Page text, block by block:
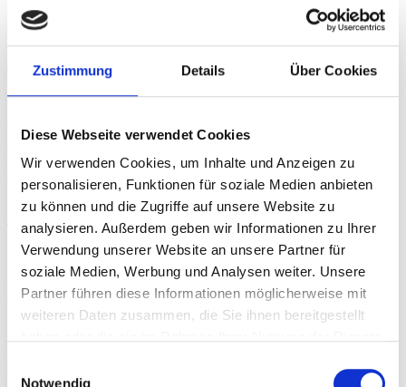
Zustimmung Details Über Cookies
Diese Webseite verwendet Cookies
Wir verwenden Cookies, um Inhalte und Anzeigen zu
personalisieren, Funktionen für soziale Medien anbieten
zu können und die Zugriffe auf unsere Website zu
analysieren. Außerdem geben wir Informationen zu Ihrer
Verwendung unserer Website an unsere Partner für
soziale Medien, Werbung und Analysen weiter. Unsere
Partner führen diese Informationen möglicherweise mit
weiteren Daten zusammen, die Sie ihnen bereitgestellt
Cookies, wenn Sie unsere Webseite weiterhin nutzen.
Notwendig
mehr erfahren
Bei Aussage: Mord!
Spannendes Kriminal-Dinner
Werden Sie Praktikant der Polizei, und vor allem: Hören Sie
mehr erfahren
Casino Royal
Turbulentes Musical-Dinner mit Musik und Tanz!
Setzen Sie auf das richtige Pferd beim Pferderennen
oder versuchen Sie Ihr Glück beim Kartenspiel!